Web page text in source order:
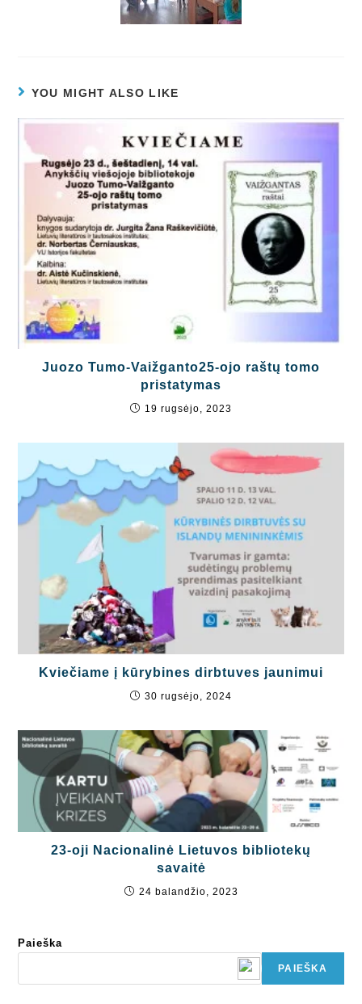
YOU MIGHT ALSO LIKE
Juozo Tumo-Vaižganto25-ojo raštų tomo
pristatymas
19 rugsėjo, 2023
Kviečiame į kūrybines dirbtuves jaunimui
30 rugsėjo, 2024
23-oji Nacionalinė Lietuvos bibliotekų
savaitė
24 balandžio, 2023
Paieška
PAIEŠKA